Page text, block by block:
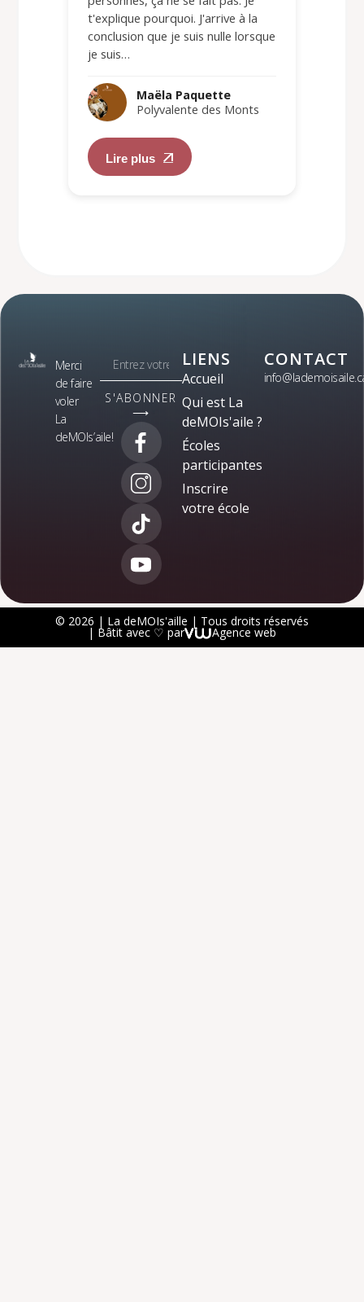
t'explique pourquoi. J'arrive à la
conclusion que je suis nulle lorsque
je suis…
Maëla Paquette
Polyvalente des Monts
Lire plus
Merci
de faire
voler
La
deMOIs’aile!
S'ABONNER
⟶
LIENS
Accueil
Qui est La
deMOIs'aile ?
Écoles
participantes
Inscrire
votre école
CONTACT
© 2026 | La deMOIs'aille | Tous droits réservés
| Bâtit avec ♡ par Agence web